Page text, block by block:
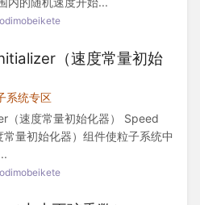
（速度常量初始
系统专区
（速度常量初始化器） Speed
量初始化器）组件使粒子系统中